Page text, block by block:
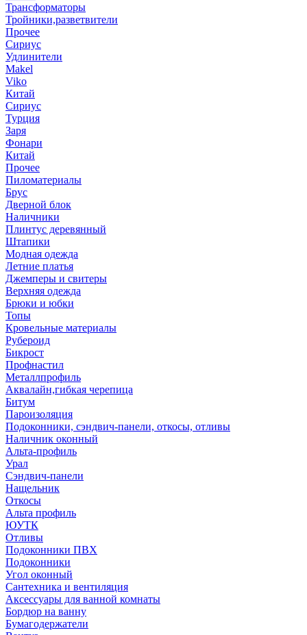
Трансформаторы
Тройники,разветвители
Прочее
Сириус
Удлинители
Makel
Viko
Китай
Сириус
Турция
Заря
Фонари
Китай
Прочее
Пиломатериалы
Брус
Дверной блок
Наличники
Плинтус деревянный
Штапики
Модная одежда
Летние платья
Джемперы и свитеры
Верхняя одежда
Брюки и юбки
Топы
Кровельные материалы
Рубероид
Бикрост
Профнастил
Металлпрофиль
Аквалайн,гибкая черепица
Битум
Пароизоляция
Подоконники, сэндвич-панели, откосы, отливы
Наличник оконный
Альта-профиль
Урал
Сэндвич-панели
Нащельник
Откосы
Альта профиль
ЮУТК
Отливы
Подоконники ПВХ
Подоконники
Угол оконный
Сантехника и вентиляция
Аксессуары для ванной комнаты
Бордюр на ванну
Бумагодержатели